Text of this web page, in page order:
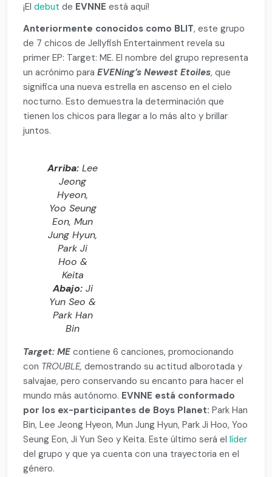
¡Eldebut de EVNNEestá aquí!
Anteriormente conocidos como BLIT, este grupo
de 7 chicos de Jellyfish Entertainment revela su
primer EP: Target: ME. El nombre del grupo representa
un acrónimo paraEVENing’s Newest Etoiles, que
significa una nueva estrella en ascenso en el cielo
nocturno. Esto demuestra la determinación que
tienen los chicos para llegar a lo más alto y brillar
juntos.
Arriba: Lee
Jeong
Hyeon,
Yoo Seung
Eon, Mun
Jung Hyun,
Park Ji
Hoo &
Keita
Abajo:Ji
Yun Seo &
Park Han
Bin
Target: MEcontiene 6 canciones, promocionando
con TROUBLE, demostrando su actitud alborotada y
salvajae, pero conservando su encanto para hacer el
mundo más autónomo. EVNNE está conformado
por los ex-participantes de Boys Planet: Park Han
Bin, Lee Jeong Hyeon, Mun Jung Hyun, Park Ji Hoo, Yoo
Seung Eon, Ji Yun Seo y Keita. Este último será ellíder
del grupo y que ya cuenta con una trayectoria en el
género.